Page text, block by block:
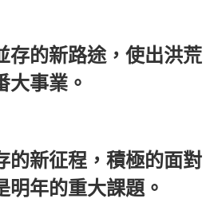
存的新路途，使出洪荒
大事業。
的新征程，積極的面對
明年的重大課題。